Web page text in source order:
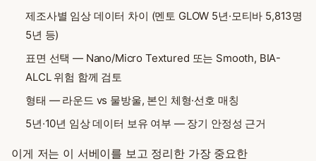
제조사별 임상 데이터 차이 (멘토 GLOW 5년·모티바 5,813명
5년 등)
표면 선택 — Nano/Micro Textured 또는 Smooth, BIA-
ALCL 위험 함께 검토
형태 — 라운드 vs 물방울, 본인 체형·선호 매칭
5년·10년 임상 데이터 보유 여부 — 장기 안정성 근거
이게 저는 이 서베이를 보고 정리한 가장 중요한